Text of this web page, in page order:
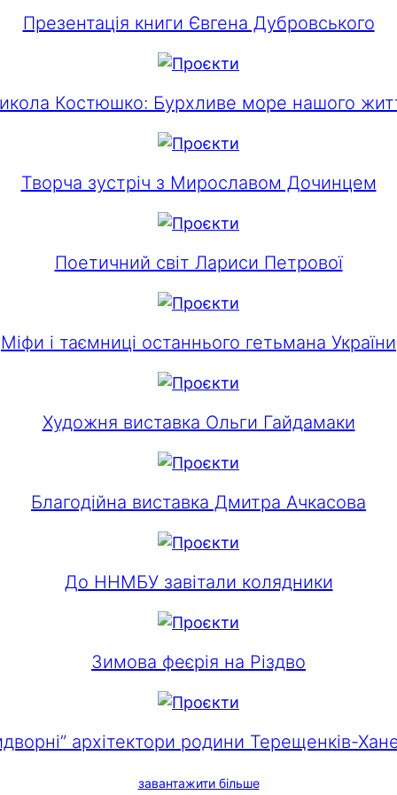
Презентація книги Євгена Дубровського
Костюшко: Бурхливе море нашого
Творча зустріч з Мирославом Дочинцем
Поетичний світ Лариси Петрової
Міфи і таємниці останнього гетьмана України
Художня виставка Ольги Гайдамаки
Благодійна виставка Дмитра Ачкасова
До ННМБУ завітали колядники
Зимова феєрія на Різдво
архітектори родини Терещенків-
завантажити більше